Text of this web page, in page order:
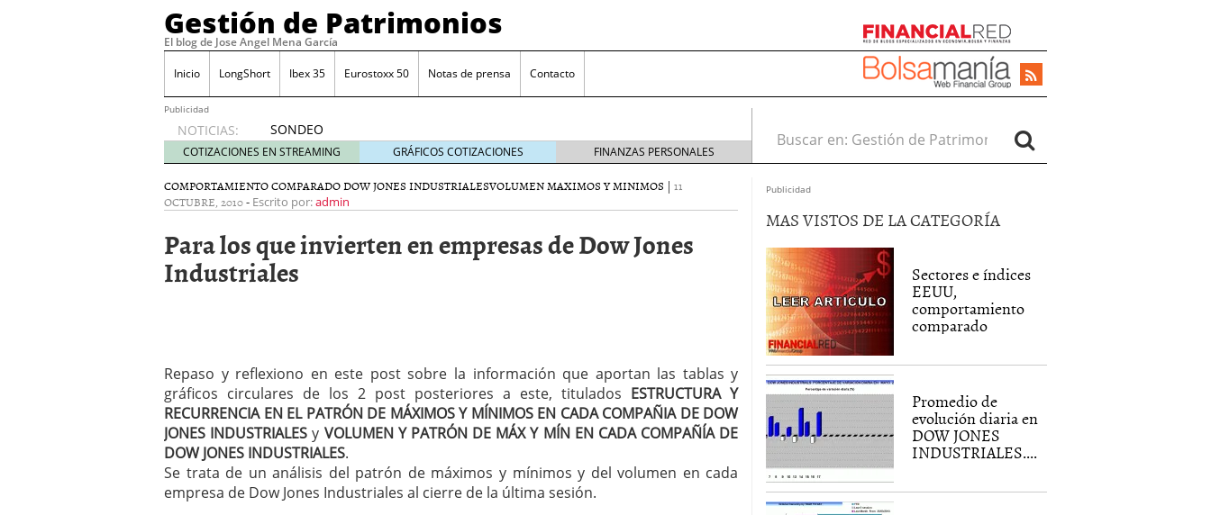
Gestión de Patrimonios
El blog de Jose Angel Mena García
Inicio LongShort Ibex 35 Eurostoxx 50 Notas de prensa Contacto
Publicidad
NOTICIAS:
SONDEO
IBEX35.
ACCESO
A LA
PLANTILLA
TODOS
LOS
VALORES
Comprar y vender divisas con eToro
febrero 24, 2014
SONDEO DIARIO IBEX35. Distancia de los valores de IBEX35 a m?ximos
anuales. Se constata progresivo alejamiento global de m?ximos anuales
mayo 28, 2013
Catalejo sobre IBEX35. SISM?METROS. Prosiguen a la baja desde el 13/mayo
y a?n tienen recorrido adicional
CATALEJO SOBRE IBEX35. TERMOMETROS. Aún con recorrido a la baja para
alcanzar la zona de sobreventa y entonces si se podría apostar por un
COTIZACIONES EN STREAMING GRÁFICOS COTIZACIONES FINANZAS PERSONALES
Buscar en:
COMPORTAMIENTO COMPARADO DOW JONES INDUSTRIALESVOLUMEN MAXIMOS Y MINIMOS | 11
OCTUBRE, 2010- Escrito por:admin
Para los que invierten en empresas de Dow Jones
Industriales
Repaso y reflexiono en este post sobre la información que aportan las tablas y
gráficos circulares de los 2 post posteriores a este, titulados ESTRUCTURA Y
RECURRENCIA EN EL PATRÓN DE MÁXIMOS Y MÍNIMOS EN CADA COMPAÑIA DE DOW
JONES INDUSTRIALES y VOLUMEN Y PATRÓN DE MÁX Y MÍN EN CADA COMPAÑÍA DE
DOW JONES INDUSTRIALES.
Se trata de un análisis del patrón de máximos y mínimos y del volumen en cada
empresa de Dow Jones Industriales al cierre de la última sesión.
Publicidad
MAS VISTOS DE LA CATEGORÍA
Sectores e índices
EEUU,
comportamiento
comparado
Promedio de
evolución diaria en
DOW JONES
INDUSTRIALES....